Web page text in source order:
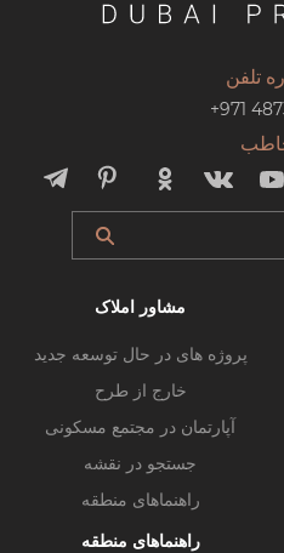
تلفن
+971
مشاور املاک
پروژه های در حال توسعه جدید
خارج از طرح
آپارتمان در مجتمع مسکونی
جستجو در نقشه
راهنماهای منطقه
راهنماهای منطقه